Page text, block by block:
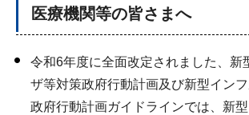
医療機関等の皆さまへ
令和6年度に全面改定されました、新
ザ等対策政府行動計画及び新型イン
政府行動計画ガイドラインでは、新